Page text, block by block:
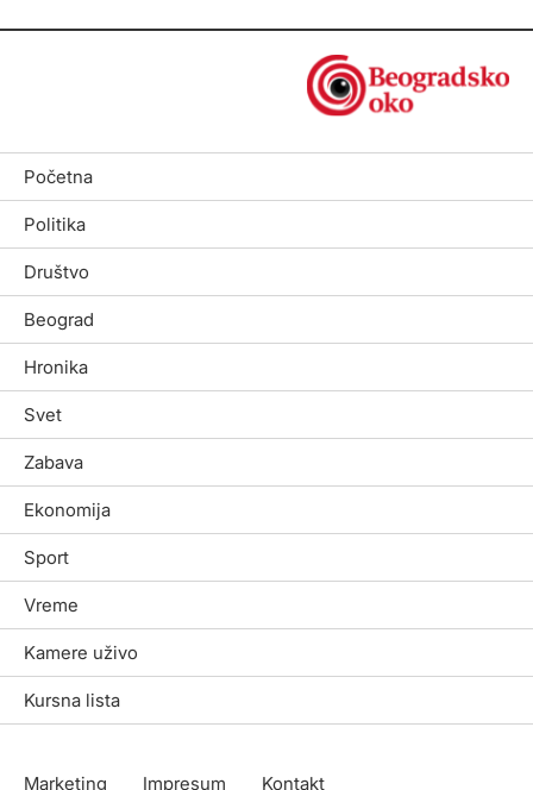
Početna
Politika
Društvo
Beograd
Hronika
Svet
Zabava
Ekonomija
Sport
Vreme
Kamere uživo
Kursna lista
Marketing Impresum Kontakt